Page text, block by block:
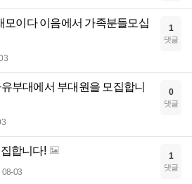
모이다 이음에서 가족분들모십
1
댓글
부대에서 부대원을 모집합니
0
댓글
합니다!
08-03
1
댓글